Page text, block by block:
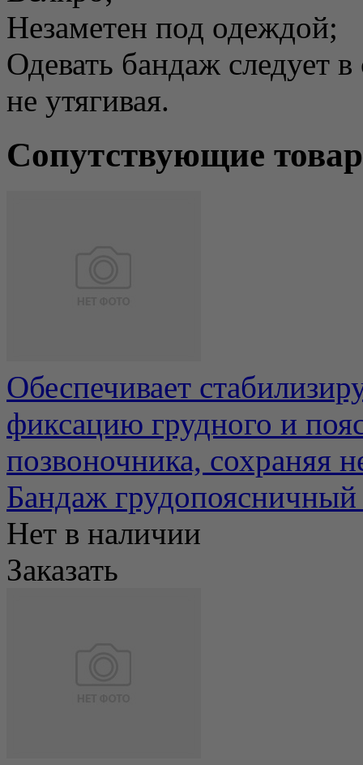
Незаметен под одеждой;
Одевать бандаж следует
не утягивая.
Сопутствующие
Обеспечивает
фиксацию грудного и
позвоночника, сохраняя
Бандаж
Нет в наличии
Заказать